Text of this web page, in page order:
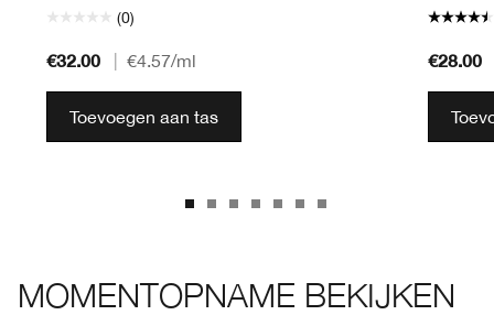
(0)
€32.00 €4.57/ml
Toevoegen aan tas
€28.00
MOMENTOPNAME BEKIJKEN